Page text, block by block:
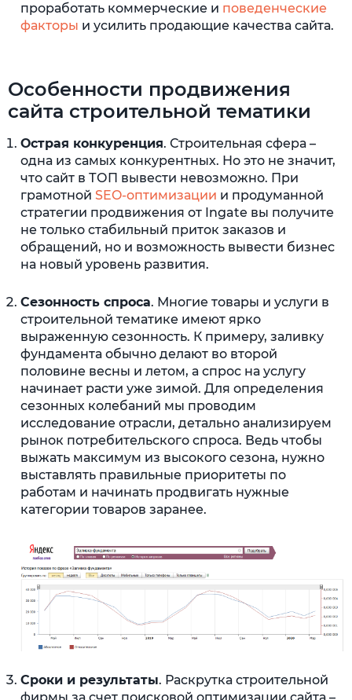
проработать коммерческие и поведенческие
факторы и усилить продающие качества сайта.
Особенности продвижения
сайта строительной тематики
Острая конкуренция. Строительная сфера –
одна из самых конкурентных. Но это не значит,
что сайт в ТОП вывести невозможно. При
грамотной SEO-оптимизации и продуманной
стратегии продвижения от Ingate вы получите
не только стабильный приток заказов и
обращений, но и возможность вывести бизнес
на новый уровень развития.
Сезонность спроса. Многие товары и услуги в
строительной тематике имеют ярко
выраженную сезонность. К примеру, заливку
фундамента обычно делают во второй
половине весны и летом, а спрос на услугу
начинает расти уже зимой. Для определения
сезонных колебаний мы проводим
исследование отрасли, детально анализируем
рынок потребительского спроса. Ведь чтобы
выжать максимум из высокого сезона, нужно
выставлять правильные приоритеты по
работам и начинать продвигать нужные
категории товаров заранее.
Сроки и результаты. Раскрутка строительной